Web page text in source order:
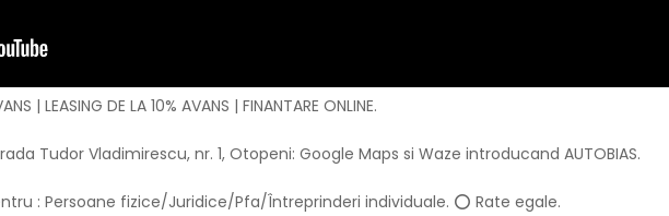
| LEASING DE LA 10% AVANS | FINANTARE ONLINE.
Tudor Vladimirescu, nr. 1, Otopeni: Google Maps si Waze introducand AUTOBIAS.
: Persoane fizice/Juridice/Pfa/Întreprinderi individuale. ⭕ Rate egale.